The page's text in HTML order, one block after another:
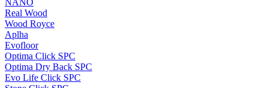
NANO
Real Wood
Wood Royce
Aplha
Evofloor
Optima Click SPC
Optima Dry Back SPC
Evo Life Click SPC